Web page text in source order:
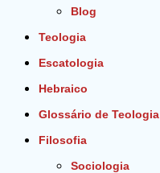
Blog
Teologia
Escatologia
Hebraico
Glossário de Teologia
Filosofia
Sociologia